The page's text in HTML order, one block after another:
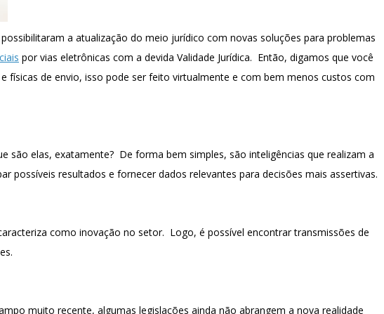
a atualização do meio jurídico com novas soluções para problemas
por vias eletrônicas com a devida Validade Jurídica. Então, digamos que você
físicas de envio, isso pode ser feito virtualmente e com bem menos custos com
são elas, exatamente? De forma bem simples, são inteligências que realizam a
possíveis resultados e fornecer dados relevantes para decisões mais assertivas.
como inovação no setor. Logo, é possível encontrar transmissões de
muito recente, algumas legislações ainda não abrangem a nova realidade